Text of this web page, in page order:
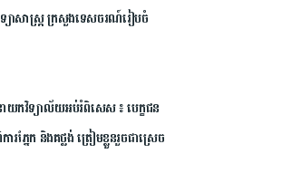
យាសាស្ត្រ​ ក្រសួង​ទេសចរណ៍​រៀបចំ​
០២៦​
ាយក​វិទ្យាល័យ​អប់រំ​ពិសេស​ ​៖ ​បេក្ខជន​
ារ​ភ្នែក​ និង​គថ្លង់​ ត្រៀមខ្លួន​រួច​ជាស្រេច​